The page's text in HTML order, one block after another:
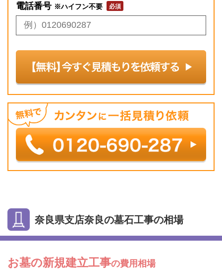
電話番号 ※ハイフン不要
奈良県支店奈良の墓石工事の相場
お墓の新規建立工事の費用相場